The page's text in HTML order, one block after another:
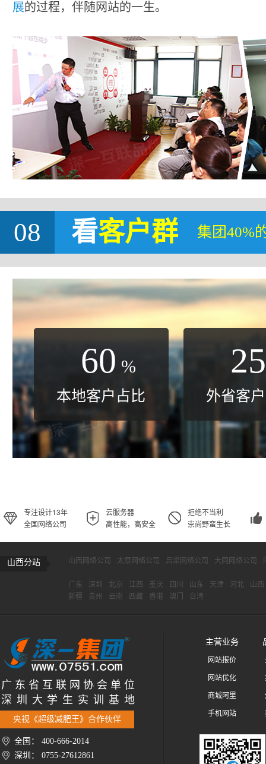
展的过程，伴随网站的一生。
08 看客户群 集团40%
60 %
本地客户占比
25
外省客
专注设计13年
全国网络公司
云服务器
高性能，高安全
拒绝不当利
崇尚野蛮生长
山西分站 山西网络公司 太原网络公司 吕梁网络公司 大同网络公司
广东 深圳 北京 江西 重庆 四川 山东 天津 河北
山西
新疆
贵州 云南 西藏 香港 澳门 台湾
广 东 省 互 联 网 协 会 单 位
深 圳 大 学 生 实 训 基 地
央视《超级减肥王》合作伙伴
全国： 400-666-2014
深圳： 0755-27612861
主营业务
网站报价
网站优化
商城阿里
手机网站